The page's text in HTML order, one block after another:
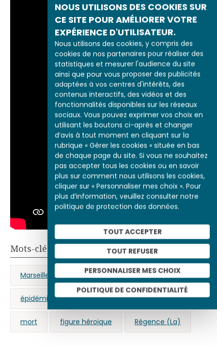
NOUS UTILISONS DES COOKIES SUR
CE SITE POUR AMÉLIORER VOTRE
EXPÉRIENCE D'UTILISATEUR.
Nous utilisons des cookies, y compris des
cookies de nos partenaires pour réaliser des
statistiques et mesurer l'audience du site
ainsi que pour vous proposer des publicités
adaptées à vos centres d'intérêts, des
contenus interactifs, des vidéos et des
fonctionnalités disponibles sur les réseaux
sociaux. Vous pouvez exprimer vos choix en
utilisant les boutons ci-après et changer
d’avis à tout moment en cliquant sur la
rubrique « Gérer les cookies » située en bas
de chaque page du site. Si vous ne souhaitez
pas accepter tous les cookies ou en savoir
plus sur comment nous utilisons les cookies,
cliquer sur « Personnaliser mes choix ». Pour
plus d’information, veuillez consulter notre
politique de protection des données.
TOUT ACCEPTER
TOUT REFUSER
PERSONNALISER MES CHOIX
POLITIQUE DE CONFIDENTIALITÉ
Mots-clés
Marseille maladie religion
épidémies Restauration catholicisme
mort figure héroïque Régence (La)